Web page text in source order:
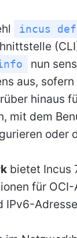
incus
nun
aus,
hinaus
mit dem
oder
bietet Incus
für
IPv6-